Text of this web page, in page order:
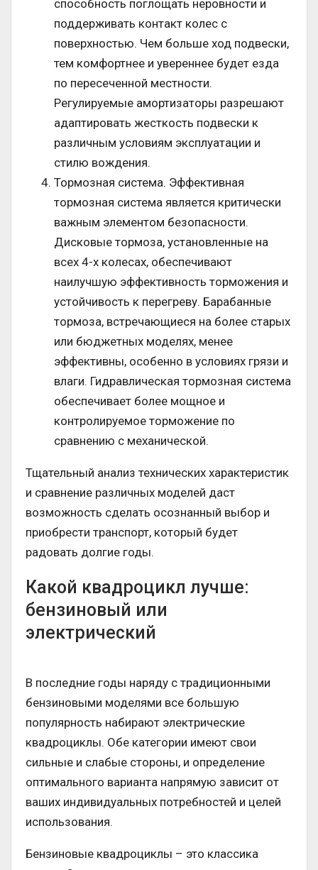
способность поглощать неровности и
поддерживать контакт колес с
поверхностью. Чем больше ход подвески,
тем комфортнее и увереннее будет езда
по пересеченной местности.
Регулируемые амортизаторы разрешают
адаптировать жесткость подвески к
различным условиям эксплуатации и
стилю вождения.
Тормозная система. Эффективная
тормозная система является критически
важным элементом безопасности.
Дисковые тормоза, установленные на
всех 4-х колесах, обеспечивают
наилучшую эффективность торможения и
устойчивость к перегреву. Барабанные
тормоза, встречающиеся на более старых
или бюджетных моделях, менее
эффективны, особенно в условиях грязи и
влаги. Гидравлическая тормозная система
обеспечивает более мощное и
контролируемое торможение по
сравнению с механической.
Тщательный анализ технических характеристик
и сравнение различных моделей даст
возможность сделать осознанный выбор и
приобрести транспорт, который будет
радовать долгие годы.
Какой квадроцикл лучше:
бензиновый или
электрический
В последние годы наряду с традиционными
бензиновыми моделями все большую
популярность набирают электрические
квадроциклы. Обе категории имеют свои
сильные и слабые стороны, и определение
оптимального варианта напрямую зависит от
ваших индивидуальных потребностей и целей
использования.
Бензиновые квадроциклы – это классика